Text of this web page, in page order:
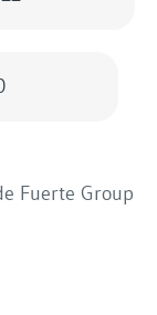
Fuerte Group